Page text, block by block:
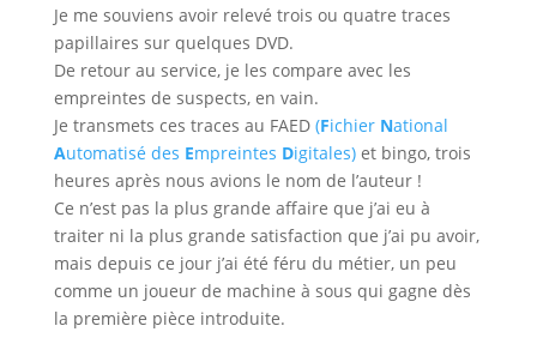
Je me souviens avoir relevé trois ou quatre traces
papillaires sur quelques DVD.
De retour au service, je les compare avec les
empreintes de suspects, en vain.
Je transmets ces traces au FAED (Fichier National
Automatisé des Empreintes Digitales)et bingo, trois
heures après nous avions le nom de l’auteur !
Ce n’est pas la plus grande affaire que j’ai eu à
traiter ni la plus grande satisfaction que j’ai pu avoir,
mais depuis ce jour j’ai été féru du métier, un peu
comme un joueur de machine à sous qui gagne dès
la première pièce introduite.